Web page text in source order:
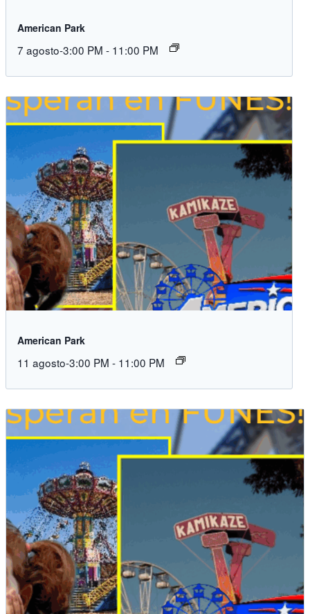
American Park
7 agosto-3:00 PM - 11:00 PM
American Park
11 agosto-3:00 PM - 11:00 PM